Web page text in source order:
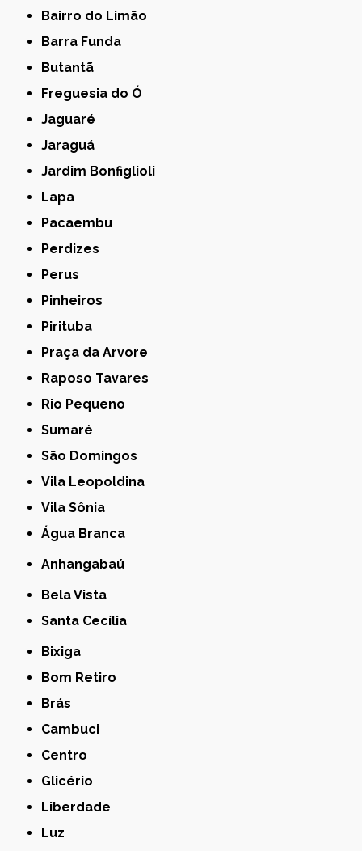
Bairro do Limão
Barra Funda
Butantã
Freguesia do Ó
Jaguaré
Jaraguá
Jardim Bonfiglioli
Lapa
Pacaembu
Perdizes
Perus
Pinheiros
Pirituba
Praça da Arvore
Raposo Tavares
Rio Pequeno
Sumaré
São Domingos
Vila Leopoldina
Vila Sônia
Água Branca
Anhangabaú
Bela Vista
Santa Cecília
Bixiga
Bom Retiro
Brás
Cambuci
Centro
Glicério
Liberdade
Luz